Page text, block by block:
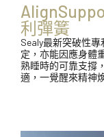
利彈簧
Sealy最新突破性
定，亦能因應身體
熟睡時的可靠支撐
適，一覺醒來精神